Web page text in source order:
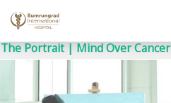
The Portrait | Mind Over Cancer